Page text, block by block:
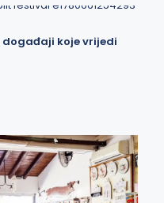
događaji koje vrijedi